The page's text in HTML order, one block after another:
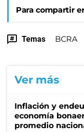
Para compartir
Temas BCRA
Ver más
Inflación y
economía
promedio